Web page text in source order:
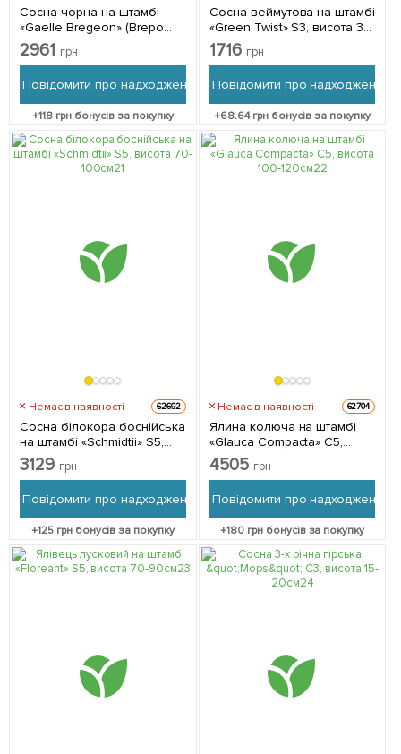
Сосна чорна на штамбі
«Gaelle Bregeon» (Brepo
Bambino) S5, висота 40-
50см 1 саджанець в
2961 грн
Повідомити про надходження
+118 грн бонусів за покупку
Сосна веймутова на штамбі
«Green Twist» S3, висота 30-
40см 1 саджанець в
упаковці
1716 грн
Повідомити про надходження
+68.64грн бонусів за покупку
Немає в наявності 62692
Сосна білокора боснійська
на штамбі «Schmidtii» S5,
висота 70-100см 1
саджанець в упаковці
3129 грн
Повідомити про надходження
+125 грн бонусів за покупку
Немає в наявності 62704
Ялина колюча на штамбі
«Glauca Compacta» С5,
висота 100-120см 1
саджанець в упаковці
4505 грн
Повідомити про надходження
+180грн бонусів за покупку